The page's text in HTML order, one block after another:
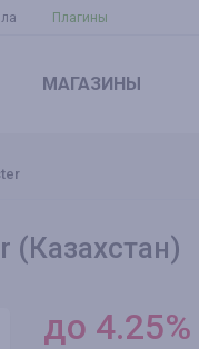
Плагины
МАГАЗИНЫ
(Казахстан)
до 4.25%